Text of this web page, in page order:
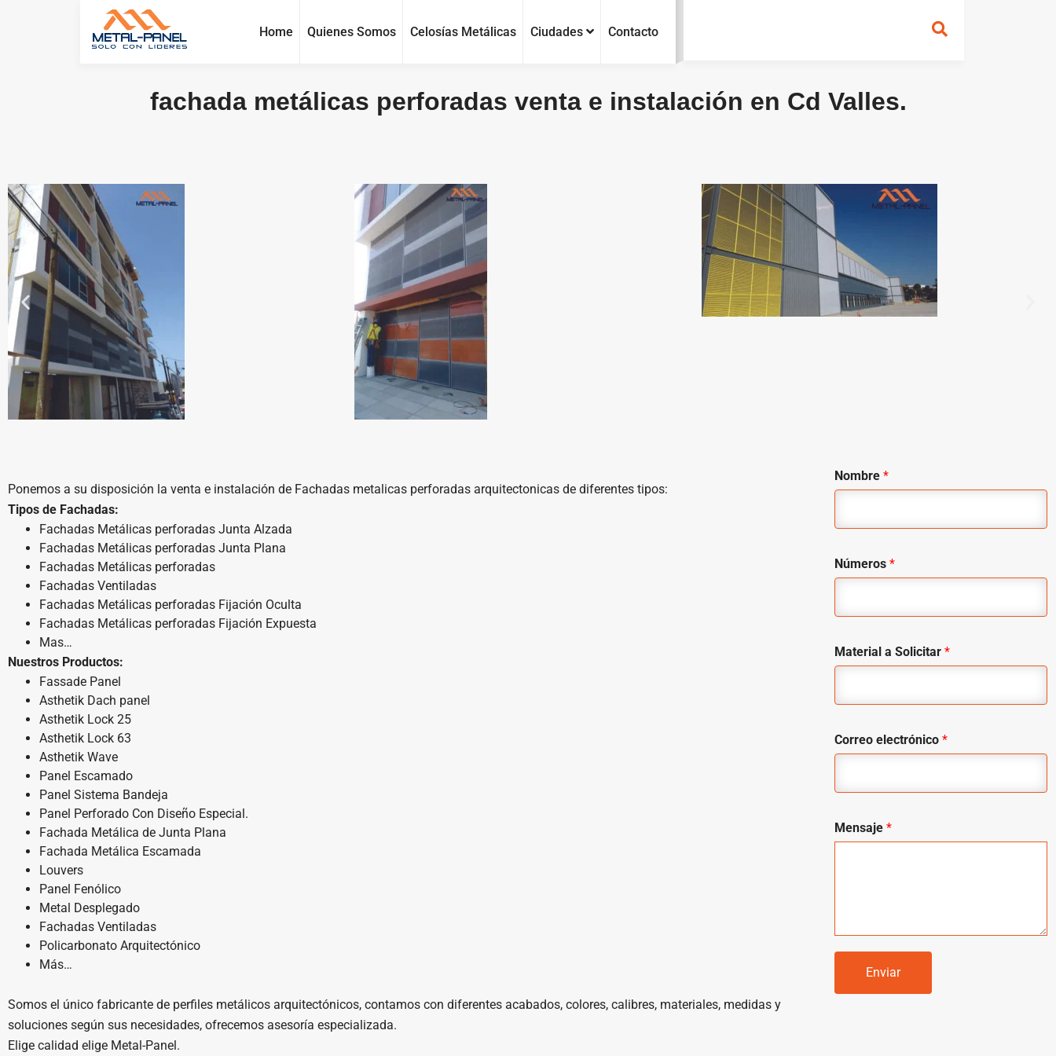
Home Quienes Somos Celosías Metálicas Ciudades Contacto
fachada metálicas perforadas venta e instalación en Cd Valles.
Ponemos a su disposición la venta e instalación de Fachadas metalicas perforadas arquitectonicas de diferentes tipos:
Tipos de Fachadas:
Fachadas Metálicas perforadas Junta Alzada
Fachadas Metálicas perforadas Junta Plana
Fachadas Metálicas perforadas
Fachadas Ventiladas
Fachadas Metálicas perforadas Fijación Oculta
Fachadas Metálicas perforadas Fijación Expuesta
Mas…
Nuestros Productos:
Fassade Panel
Asthetik Dach panel
Asthetik Lock 25
Asthetik Lock 63
Asthetik Wave
Panel Escamado
Panel Sistema Bandeja
Panel Perforado Con Diseño Especial.
Fachada Metálica de Junta Plana
Fachada Metálica Escamada
Louvers
Panel Fenólico
Metal Desplegado
Fachadas Ventiladas
Policarbonato Arquitectónico
Más…
Somos el único fabricante de perfiles metálicos arquitectónicos, contamos con diferentes acabados, colores, calibres, materiales, medidas y
soluciones según sus necesidades, ofrecemos asesoría especializada.
Elige calidad elige Metal-Panel.
Nombre *
Números *
Material a Solicitar *
Correo electrónico *
Mensaje *
Enviar